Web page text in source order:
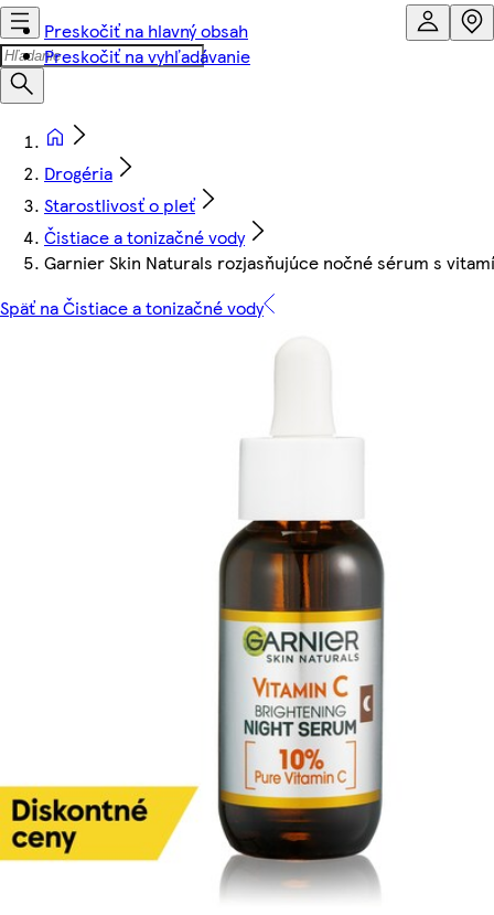
Preskočiť na hlavný obsah
Preskočiť na vyhľadávanie
Drogéria
Starostlivosť o pleť
Čistiace a tonizačné vody
Garnier Skin Naturals rozjasňujúce nočné sérum s
Späť na Čistiace a tonizačné vody